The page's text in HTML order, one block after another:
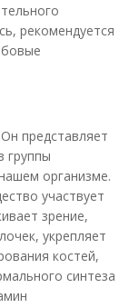
рекомендуется
представляет
группы
организме.
участвует
зрение,
укрепляет
костей,
синтеза